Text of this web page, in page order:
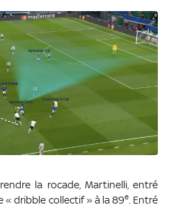
la rocade, Martinelli, entré
« dribble collectif » à la 89e. Entré